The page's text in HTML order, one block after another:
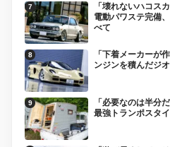
「壊れないハコス
電動パワステ完備
べて
「下着メーカーが
ンジンを積んだジ
「必要なのは半分
最強トランポスタ